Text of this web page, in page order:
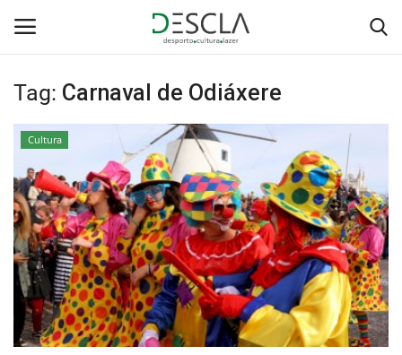
Login Registar
...by Descla
Desporto
Contactos
Sobre Nós
Tag: Carnaval de Odiáxere
Cultura